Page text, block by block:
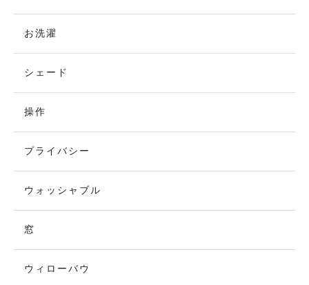
お洗濯
シェード
操作
プライバシー
ウォッシャブル
窓
ウィローバウ